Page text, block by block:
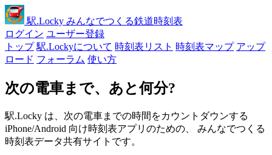
駅.Locky みんなでつくる鉄道時刻表
ログイン ユーザー登録
トップ 駅.Lockyについて 時刻表リスト 時刻表マップ アップ
ロード フォーラム 使い方
次の電車まで、あと何分?
駅.Locky は、次の電車までの時間をカウントダウンする
iPhone/Android 向け時刻表アプリのための、 みんなでつくる
時刻表データ共有サイトです。